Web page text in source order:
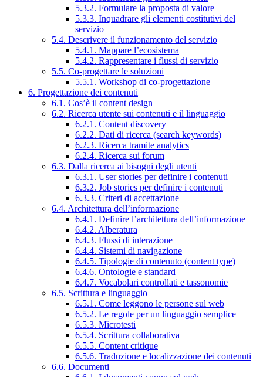
5.3.2. Formulare la proposta di valore
5.3.3. Inquadrare gli elementi costitutivi del
servizio
5.4. Descrivere il funzionamento del servizio
5.4.1. Mappare l’ecosistema
5.4.2. Rappresentare i flussi di servizio
5.5. Co-progettare le soluzioni
5.5.1. Workshop di co-progettazione
6. Progettazione dei contenuti
6.1. Cos’è il content design
6.2. Ricerca utente sui contenuti e il linguaggio
6.2.1. Content discovery
6.2.2. Dati di ricerca (search keywords)
6.2.3. Ricerca tramite analytics
6.2.4. Ricerca sui forum
6.3. Dalla ricerca ai bisogni degli utenti
6.3.1. User stories per definire i contenuti
6.3.2. Job stories per definire i contenuti
6.3.3. Criteri di accettazione
6.4. Architettura dell’informazione
6.4.1. Definire l’architettura dell’informazione
6.4.2. Alberatura
6.4.3. Flussi di interazione
6.4.4. Sistemi di navigazione
6.4.5. Tipologie di contenuto (content type)
6.4.6. Ontologie e standard
6.4.7. Vocabolari controllati e tassonomie
6.5. Scrittura e linguaggio
6.5.1. Come leggono le persone sul web
6.5.2. Le regole per un linguaggio semplice
6.5.3. Microtesti
6.5.4. Scrittura collaborativa
6.5.5. Content critique
6.5.6. Traduzione e localizzazione dei contenuti
6.6. Documenti